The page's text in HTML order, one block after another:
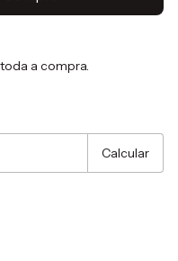
a compra.
Calcular